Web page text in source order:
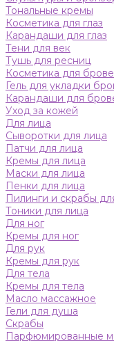
Тональные кремы
Косметика для глаз
Карандаши для глаз
Тени для век
Тушь для ресниц
Косметика для
Гель для укладки
Карандаши для
Уход за кожей
Для лица
Сыворотки для лица
Патчи для лица
Кремы для лица
Маски для лица
Пенки для лица
Пилинги и скрабы
Тоники для лица
Для ног
Кремы для ног
Для рук
Кремы для рук
Для тела
Кремы для тела
Масло массажное
Гели для душа
Скрабы
Парфюмированные